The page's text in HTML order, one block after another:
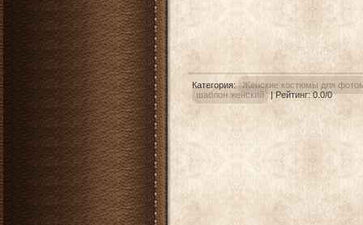
Категория: Женские костюмы для
шаблон женский |Рейтинг:0.0/0